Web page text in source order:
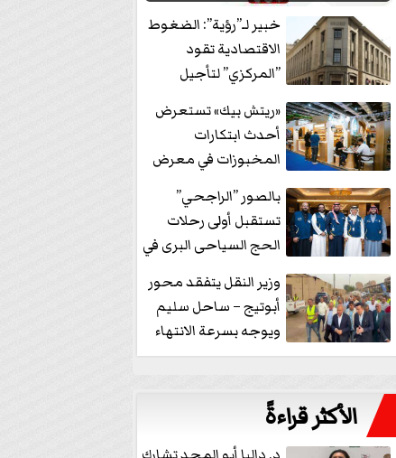
بشعبيته...
خبير لـ”رؤية”: الضغوط
الاقتصادية تقود
”المركزي” لتأجيل
«ريتش بيك» تستعرض
أحدث ابتكارات
المخبوزات في معرض
منتجات...
بالصور ”الراجحي”
تستقبل أولى رحلات
الحج السياحى البرى في
وزير النقل يتفقد محور
أبوتيج – ساحل سليم
ويوجه بسرعة الانتهاء
من...
الأكثر قراءةً